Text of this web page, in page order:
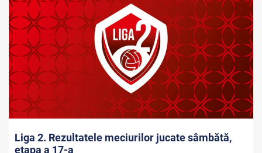
Liga 2. Rezultatele meciurilor jucate sâmbătă,
etapa a 17-a